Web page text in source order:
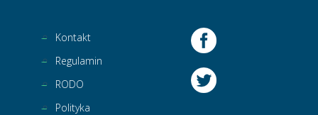
Kontakt
Regulamin
RODO
Polityka